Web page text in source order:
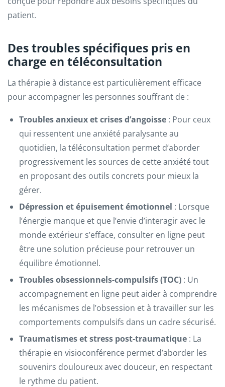
patient.
Des troubles spécifiques pris en
charge en téléconsultation
La thérapie à distance est particulièrement efficace
pour accompagner les personnes souffrant de :
Troubles anxieux et crises d’angoisse : Pour ceux
qui ressentent une anxiété paralysante au
quotidien, la téléconsultation permet d’aborder
progressivement les sources de cette anxiété tout
en proposant des outils concrets pour mieux la
gérer.
Dépression et épuisement émotionnel : Lorsque
l’énergie manque et que l’envie d’interagir avec le
monde extérieur s’efface, consulter en ligne peut
être une solution précieuse pour retrouver un
équilibre émotionnel.
Troubles obsessionnels-compulsifs (TOC) : Un
accompagnement en ligne peut aider à comprendre
les mécanismes de l’obsession et à travailler sur les
comportements compulsifs dans un cadre sécurisé.
Traumatismes et stress post-traumatique : La
thérapie en visioconférence permet d’aborder les
souvenirs douloureux avec douceur, en respectant
le rythme du patient.